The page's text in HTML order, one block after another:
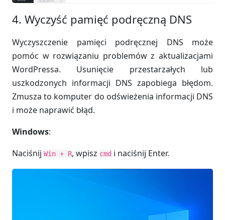
4. Wyczyść pamięć podręczną DNS
Wyczyszczenie pamięci podręcznej DNS może
pomóc w rozwiązaniu problemów z aktualizacjami
WordPressa. Usunięcie przestarzałych lub
uszkodzonych informacji DNS zapobiega błędom.
Zmusza to komputer do odświeżenia informacji DNS
i może naprawić błąd.
Windows:
Naciśnij Win + R, wpisz cmd i naciśnij Enter.